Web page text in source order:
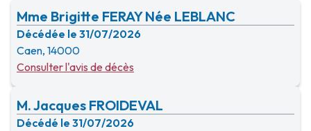
Mme Brigitte FERAY Née LEBLANC
Décédée le 31/07/2026
Caen, 14000
Consulter l'avis de décès
M. Jacques FROIDEVAL
Décédé le 31/07/2026